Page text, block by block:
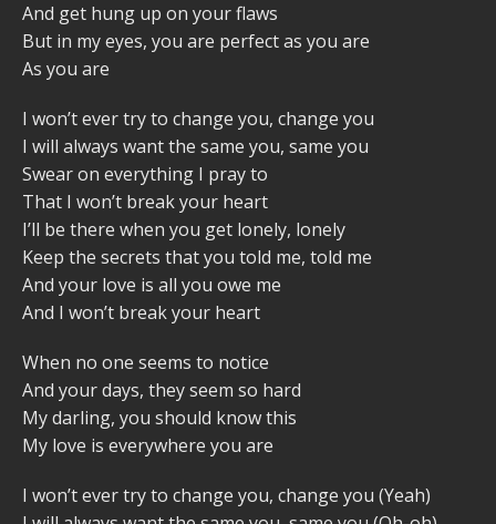
And get hung up on your flaws
But in my eyes, you are perfect as you are
As you are
I won’t ever try to change you, change you
I will always want the same you, same you
Swear on everything I pray to
That I won’t break your heart
I’ll be there when you get lonely, lonely
Keep the secrets that you told me, told me
And your love is all you owe me
And I won’t break your heart
When no one seems to notice
And your days, they seem so hard
My darling, you should know this
My love is everywhere you are
I won’t ever try to change you, change you (Yeah)